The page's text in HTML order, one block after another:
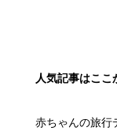
人気記事はここ
赤ちゃんの旅行